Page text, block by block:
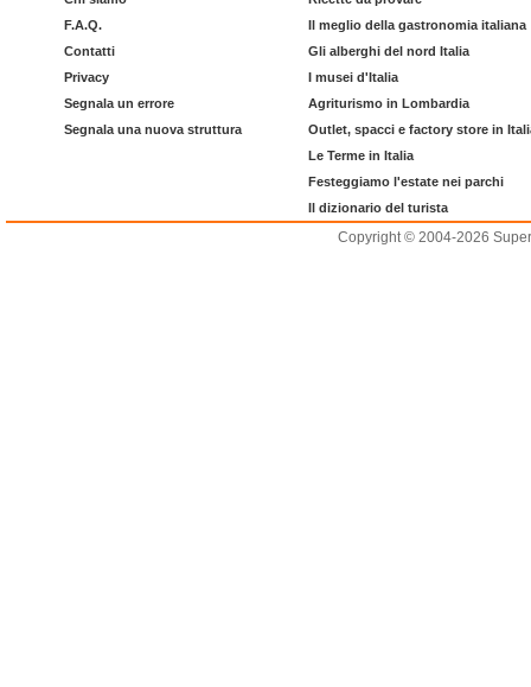
F.A.Q.
Contatti
Privacy
Segnala un errore
Segnala una nuova struttura
Il meglio della gastronomia italiana
Gli alberghi del nord Italia
I musei d'Italia
Agriturismo in Lombardia
Outlet, spacci e factory store in
Le Terme in Italia
Festeggiamo l'estate nei parchi
Il dizionario del turista
Copyright © 2004-2026